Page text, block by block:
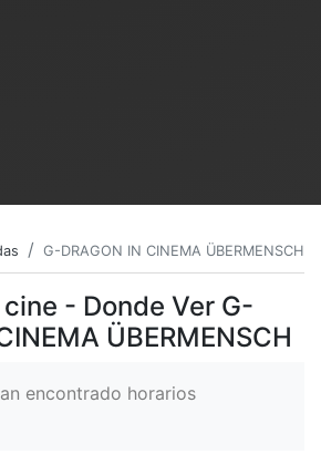
G-DRAGON IN CINEMA ÜBERMENSCH
- Donde Ver G-
ÜBERMENSCH
encontrado horarios